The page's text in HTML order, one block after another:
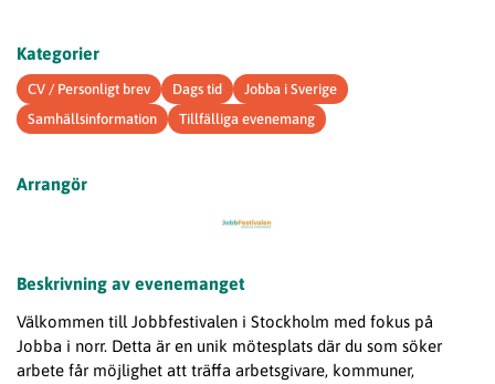
Kategorier
CV / Personligt brev Dags tid
Jobba i Sverige
Samhällsinformation
Tillfälliga evenemang
Arrangör
Beskrivning av evenemanget
Välkommen till Jobbfestivalen i Stockholm med fokus på
Jobba i norr. Detta är en unik mötesplats där du som söker
arbete får möjlighet att träffa arbetsgivare, kommuner,